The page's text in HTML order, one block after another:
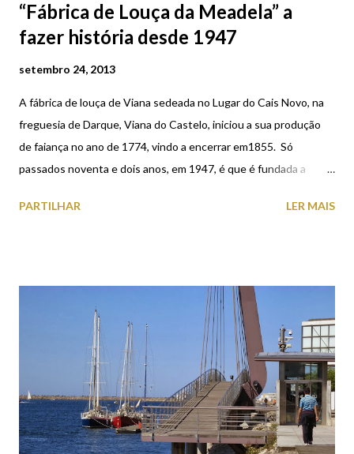
“Fábrica de Louça da Meadela” a
fazer história desde 1947
setembro 24, 2013
A fábrica de louça de Viana sedeada no Lugar do Cais Novo, na
freguesia de Darque, Viana do Castelo, iniciou a sua produção
de faiança no ano de 1774, vindo a encerrar em1855. Só
passados noventa e dois anos, em 1947, é que é fundada a
por Fábrica da Meadela, com o objectivo de retomar a tradição da
Tendo nos últimos anos adoptado a denominação de “Louça
Regional de Viana”, produz peças não só decorativas mas
também utilitárias e funcionais que podem ser utlizadas no dia a
dia. A louça regional utilitária e decorativa que esta fábrica
produz baseia-se em três motivos distintos: motivos religiosos,
florais e brasões de famílias antigas que tiveram a sua história na
cidade de Viana. Produz igualmente reproduções ...
PARTILHAR LER MAIS